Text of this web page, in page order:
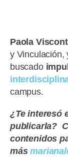
Paola
y Vinculación,
buscado
campus.
¿Te interesó
publicarla?
contenidos
más